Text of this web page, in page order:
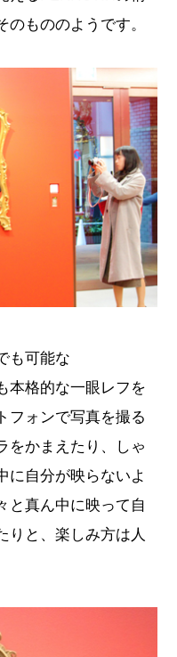
もののようです。
も可能な
本格的な一眼レフを
フォンで写真を撮る
をかまえたり、しゃ
に自分が映らないよ
と真ん中に映って自
りと、楽しみ方は人